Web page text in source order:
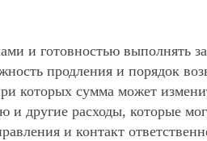
и готовностью выполнять
продления и порядок
которых сумма может
другие расходы, которые
и контакт